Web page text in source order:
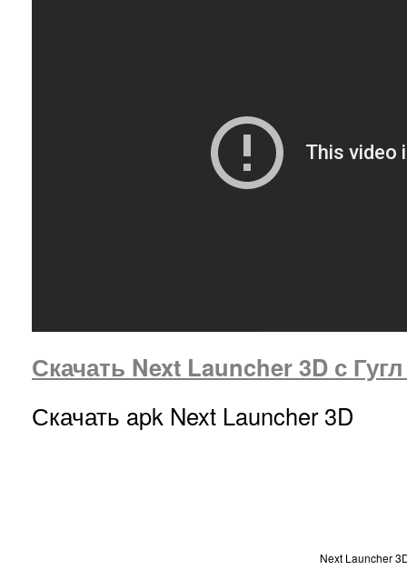
Скачать Next Launcher 3D с
Скачать apk Next Launcher 3D
Next Launcher